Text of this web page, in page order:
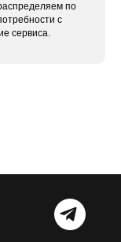
по
с
сервиса.